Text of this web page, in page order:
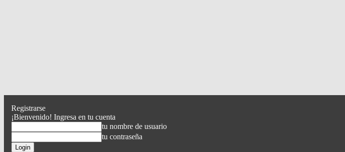
Registrarse
¡Bienvenido! Ingresa en tu cuenta
tu nombre de usuario
tu contraseña